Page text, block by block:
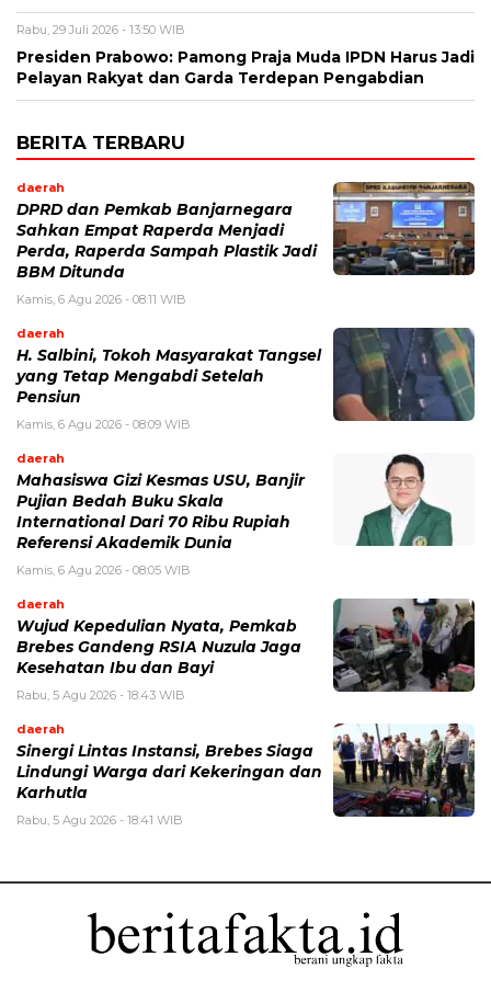
Rabu, 29 Juli 2026 - 13:50 WIB
Presiden Prabowo: Pamong Praja Muda IPDN Harus Jadi
Pelayan Rakyat dan Garda Terdepan Pengabdian
BERITA TERBARU
daerah
DPRD dan Pemkab Banjarnegara
Sahkan Empat Raperda Menjadi
Perda, Raperda Sampah Plastik Jadi
BBM Ditunda
Kamis, 6 Agu 2026 - 08:11 WIB
daerah
H. Salbini, Tokoh Masyarakat Tangsel
yang Tetap Mengabdi Setelah
Pensiun
Kamis, 6 Agu 2026 - 08:09 WIB
daerah
Mahasiswa Gizi Kesmas USU, Banjir
Pujian Bedah Buku Skala
International Dari 70 Ribu Rupiah
Referensi Akademik Dunia
Kamis, 6 Agu 2026 - 08:05 WIB
daerah
Wujud Kepedulian Nyata, Pemkab
Brebes Gandeng RSIA Nuzula Jaga
Kesehatan Ibu dan Bayi
Rabu, 5 Agu 2026 - 18:43 WIB
daerah
Sinergi Lintas Instansi, Brebes Siaga
Lindungi Warga dari Kekeringan dan
Karhutla
Rabu, 5 Agu 2026 - 18:41 WIB